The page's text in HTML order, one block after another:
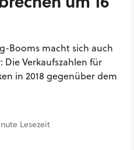
Booms macht sich auch
Verkaufszahlen für
in 2018 gegenüber dem
Lesezeit